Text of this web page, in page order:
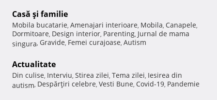
Casă şi familie
Mobila bucatarie, Amenajari interioare, Mobila, Canapele,
Dormitoare, Design interior, Parenting, Jurnal de mama
singura, Gravide, Femei curajoase, Autism
Actualitate
Din culise, Interviu, Stirea zilei, Tema zilei, Iesirea din
autism, Despărţiri celebre, Vesti Bune, Covid-19, Pandemie